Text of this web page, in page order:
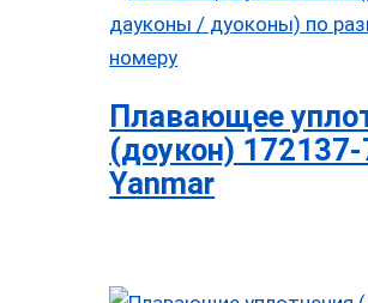
Плавающее
(доукон)
Yanmar